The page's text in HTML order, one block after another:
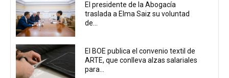
El presidente de la Abogacía
traslada a Elma Saiz su voluntad
de...
El BOE publica el convenio textil de
ARTE, que conlleva alzas salariales
para...